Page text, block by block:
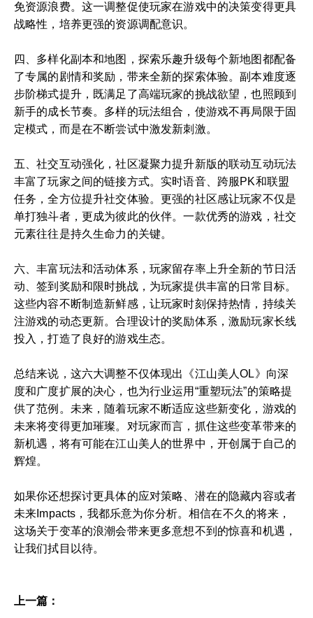
免资源浪费。这一调整促使玩家在游戏中的决策变得更具
战略性，培养更强的资源调配意识。
四、多样化副本和地图，探索乐趣升级每个新地图都配备
了专属的剧情和奖励，带来全新的探索体验。副本难度逐
步阶梯式提升，既满足了高端玩家的挑战欲望，也照顾到
新手的成长节奏。多样的玩法组合，使游戏不再局限于固
定模式，而是在不断尝试中激发新刺激。
五、社交互动强化，社区凝聚力提升新版的联动互动玩法
丰富了玩家之间的链接方式。实时语音、跨服PK和联盟
任务，全方位提升社交体验。更强的社区感让玩家不仅是
单打独斗者，更成为彼此的伙伴。一款优秀的游戏，社交
元素往往是持久生命力的关键。
六、丰富玩法和活动体系，玩家留存率上升全新的节日活
动、签到奖励和限时挑战，为玩家提供丰富的日常目标。
这些内容不断制造新鲜感，让玩家时刻保持热情，持续关
注游戏的动态更新。合理设计的奖励体系，激励玩家长线
投入，打造了良好的游戏生态。
总结来说，这六大调整不仅体现出《江山美人OL》向深
度和广度扩展的决心，也为行业运用“重塑玩法”的策略提
供了范例。未来，随着玩家不断适应这些新变化，游戏的
未来将变得更加璀璨。对玩家而言，抓住这些变革带来的
新机遇，将有可能在江山美人的世界中，开创属于自己的
辉煌。
如果你还想探讨更具体的应对策略、潜在的隐藏内容或者
未来Impacts，我都乐意为你分析。相信在不久的将来，
这场关于变革的浪潮会带来更多意想不到的惊喜和机遇，
让我们拭目以待。
上一篇：